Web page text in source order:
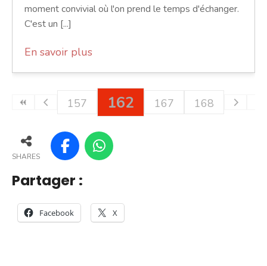
moment convivial où l'on prend le temps d'échanger.
C'est un [...]
En savoir plus
157 162 167 168
SHARES
Partager :
Facebook X